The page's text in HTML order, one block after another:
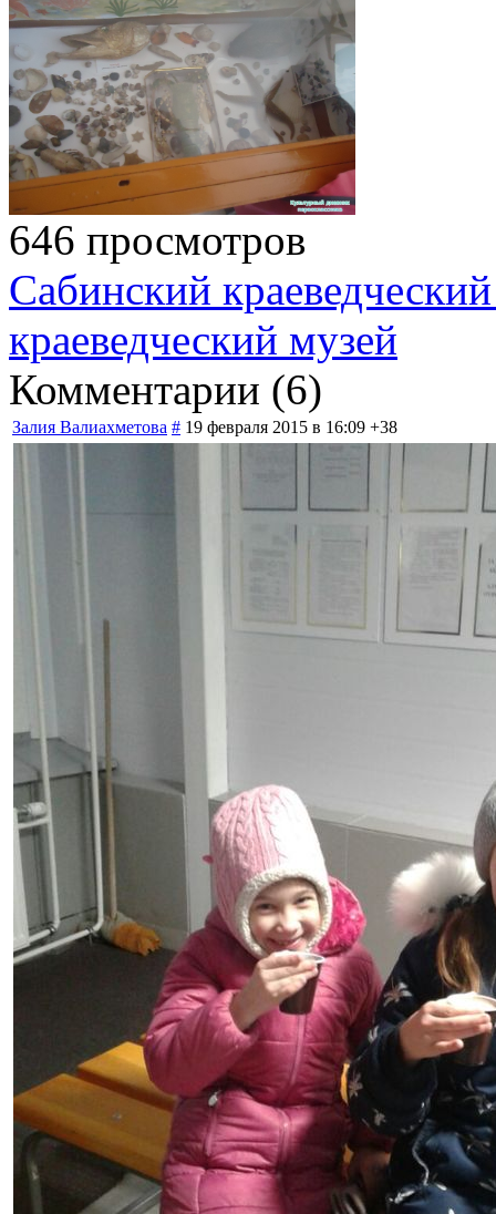
646 просмотров
Сабинский
краеведческий музей
Комментарии (6)
Залия Валиахметова # 19 февраля 2015 в 16:09 +38